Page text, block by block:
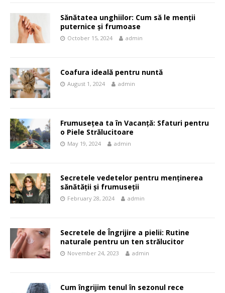
Sănătatea unghiilor: Cum să le menții
puternice și frumoase
October 15, 2024 admin
Coafura ideală pentru nuntă
August 1, 2024 admin
Frumusețea ta în Vacanță: Sfaturi pentru
o Piele Strălucitoare
May 19, 2024 admin
Secretele vedetelor pentru menținerea
sănătății și frumuseții
February 28, 2024 admin
Secretele de Îngrijire a pielii: Rutine
naturale pentru un ten strălucitor
November 24, 2023 admin
Cum îngrijim tenul în sezonul rece